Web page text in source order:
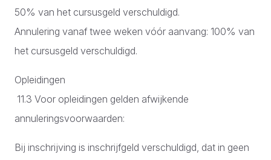
50% van het cursusgeld verschuldigd.
Annulering vanaf twee weken vóór aanvang: 100% van
het cursusgeld verschuldigd.
Opleidingen
11.3 Voor opleidingen gelden afwijkende
annuleringsvoorwaarden:
Bij inschrijving is inschrijfgeld verschuldigd, dat in geen